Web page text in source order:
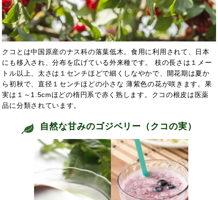
クコとは中国原産のナス科の落葉低木。食用に利用されて、日本
にも移入され、分布を広げている外来種です。 枝の長さは１メー
トル以上、太さは１センチほどで細くしなやかで、開花期は夏か
ら初秋で、直径１センチほどの小さな 薄紫色の花が咲きます。果
実は１～1.5cmほどの楕円系で赤く熟します。クコの根皮は医薬
品に分類されています。
自然な甘みのゴジベリー（クコの実）